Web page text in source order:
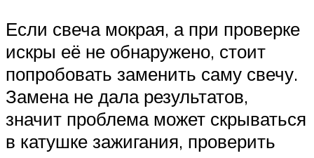
Если свеча мокрая, а при проверке
искры её не обнаружено, стоит
попробовать заменить саму свечу.
Замена не дала результатов,
значит проблема может скрываться
в катушке зажигания, проверить